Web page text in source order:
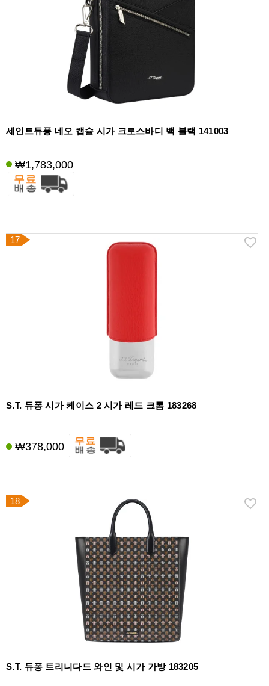
세인트듀퐁 네오 캡슐 시가 크로스바디 백 블랙 141003
₩1,783,000
17
S.T. 듀퐁 시가 케이스 2 시가 레드 크롬 183268
₩378,000
18
S.T. 듀퐁 트리니다드 와인 및 시가 가방 183205